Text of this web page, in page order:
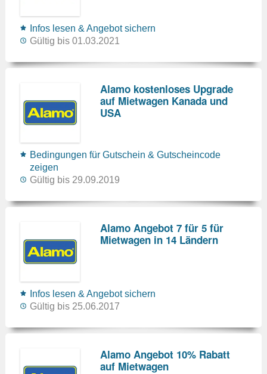
Infos lesen & Angebot sichern
Gültig bis 01.03.2021
Alamo kostenloses Upgrade
auf Mietwagen Kanada und
USA
Bedingungen für Gutschein & Gutscheincode
zeigen
Gültig bis 29.09.2019
Alamo Angebot 7 für 5 für
Mietwagen in 14 Ländern
Infos lesen & Angebot sichern
Gültig bis 25.06.2017
Alamo Angebot 10% Rabatt
auf Mietwagen